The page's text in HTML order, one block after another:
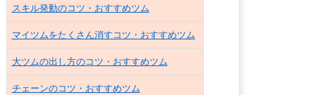
スキル発動のコツ・おすすめツム
マイツムをたくさん消すコツ・おすすめツム
大ツムの出し方のコツ・おすすめツム
チェーンのコツ・おすすめツム